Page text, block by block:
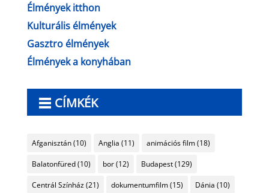
Élmények itthon
Kulturális élmények
Gasztro élmények
Élmények a konyhában
CÍMKÉK
Afganisztán(10) Anglia (11) animációs film(18)
Balatonfüred(10) bor(12) Budapest(129)
Centrál Színház(21) dokumentumfilm(15) Dánia (10)